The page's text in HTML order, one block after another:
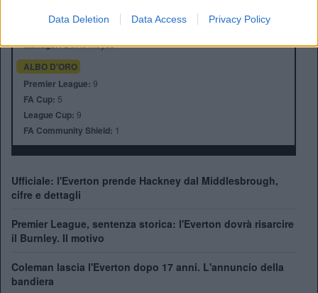
Data Deletion Data Access Privacy Policy
Liverpool
Dan Friedkin
Manager:David Moyes
ALBO D'ORO
Premier League: 9
FA Cup: 5
League Cup: 9
FA Community Shield: 1
Ufficiale: l'Everton prende Hackney dal Middlesbrough,
cifre e dettagli
Premier League, sentenza storica: l'Everton dovrà risarcire
il Burnley. Il motivo
Coleman lascia l'Everton dopo 17 anni. L'annuncio della
bandiera